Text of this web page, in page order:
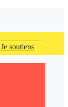
Je soutiens